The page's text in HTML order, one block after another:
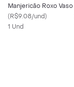
Manjericão Roxo Vaso
(R$9.08/und)
1 Und